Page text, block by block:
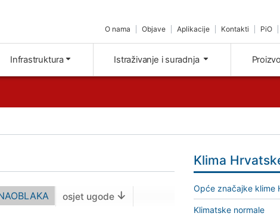
O nama Objave Aplikacije Kontakti PiO
Infrastruktura Istraživanje i suradnja
osjet ugode
Klima
Opće značajke klime
Klimatske normale